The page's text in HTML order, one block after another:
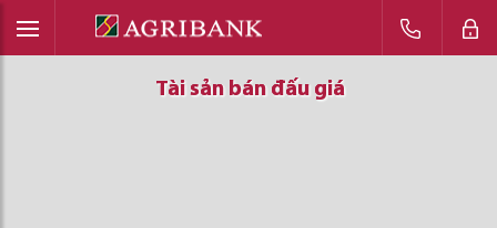
Tài sản bán đấu giá
Tài sản bán đấu giá
Tài sản bán đấu giá